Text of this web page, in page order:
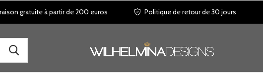
gratuite à partir de 200 euros Politique de retour de 30 jours